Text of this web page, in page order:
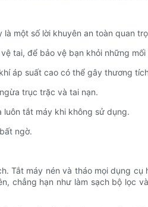
một số lời khuyên an toàn quan
tai, để bảo vệ bạn khỏi những mối
áp suất cao có thể gây thương
trục trặc và tai nạn.
tắt máy khi không sử dụng.
ngờ.
Tắt máy nén và tháo mọi dụng
chẳng hạn như làm sạch bộ lọc